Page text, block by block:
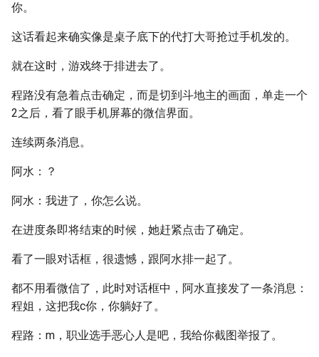
你。
这话看起来确实像是桌子底下的代打大哥抢过手机发的。
就在这时，游戏终于排进去了。
程路没有急着点击确定，而是切到斗地主的画面，单走一个
2之后，看了眼手机屏幕的微信界面。
连续两条消息。
阿水：？
阿水：我进了，你怎么说。
在进度条即将结束的时候，她赶紧点击了确定。
看了一眼对话框，很遗憾，跟阿水排一起了。
都不用看微信了，此时对话框中，阿水直接发了一条消息：
程姐，这把我c你，你躺好了。
程路：m，职业选手恶心人是吧，我给你截图举报了。